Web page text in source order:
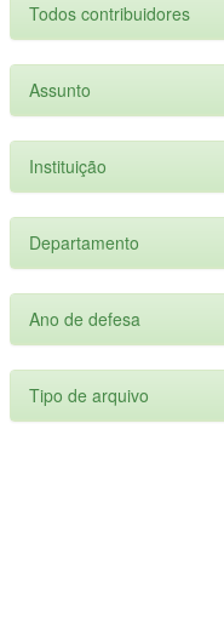
Todos contribuidores
Assunto
Instituição
Departamento
Ano de defesa
Tipo de arquivo